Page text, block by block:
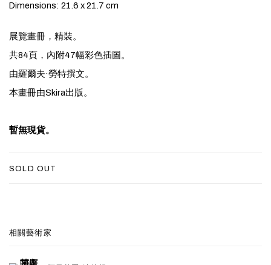
Dimensions: 21.6 x 21.7 cm
展覽畫冊，精裝。
共84頁，內附47幅彩色插圖。
由羅爾夫·勞特撰文。
本畫冊由Skira出版。
暫無現貨。
SOLD OUT
相關藝術家